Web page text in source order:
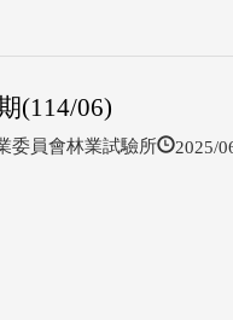
(114/06)
委員會林業試驗所 2025/